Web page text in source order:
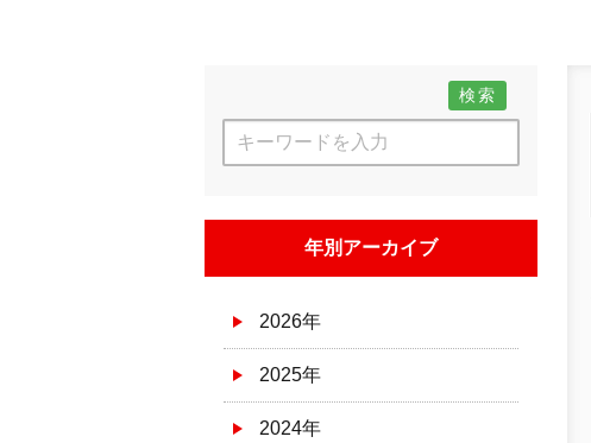
検索
年別アーカイブ
2026年
2025年
2024年